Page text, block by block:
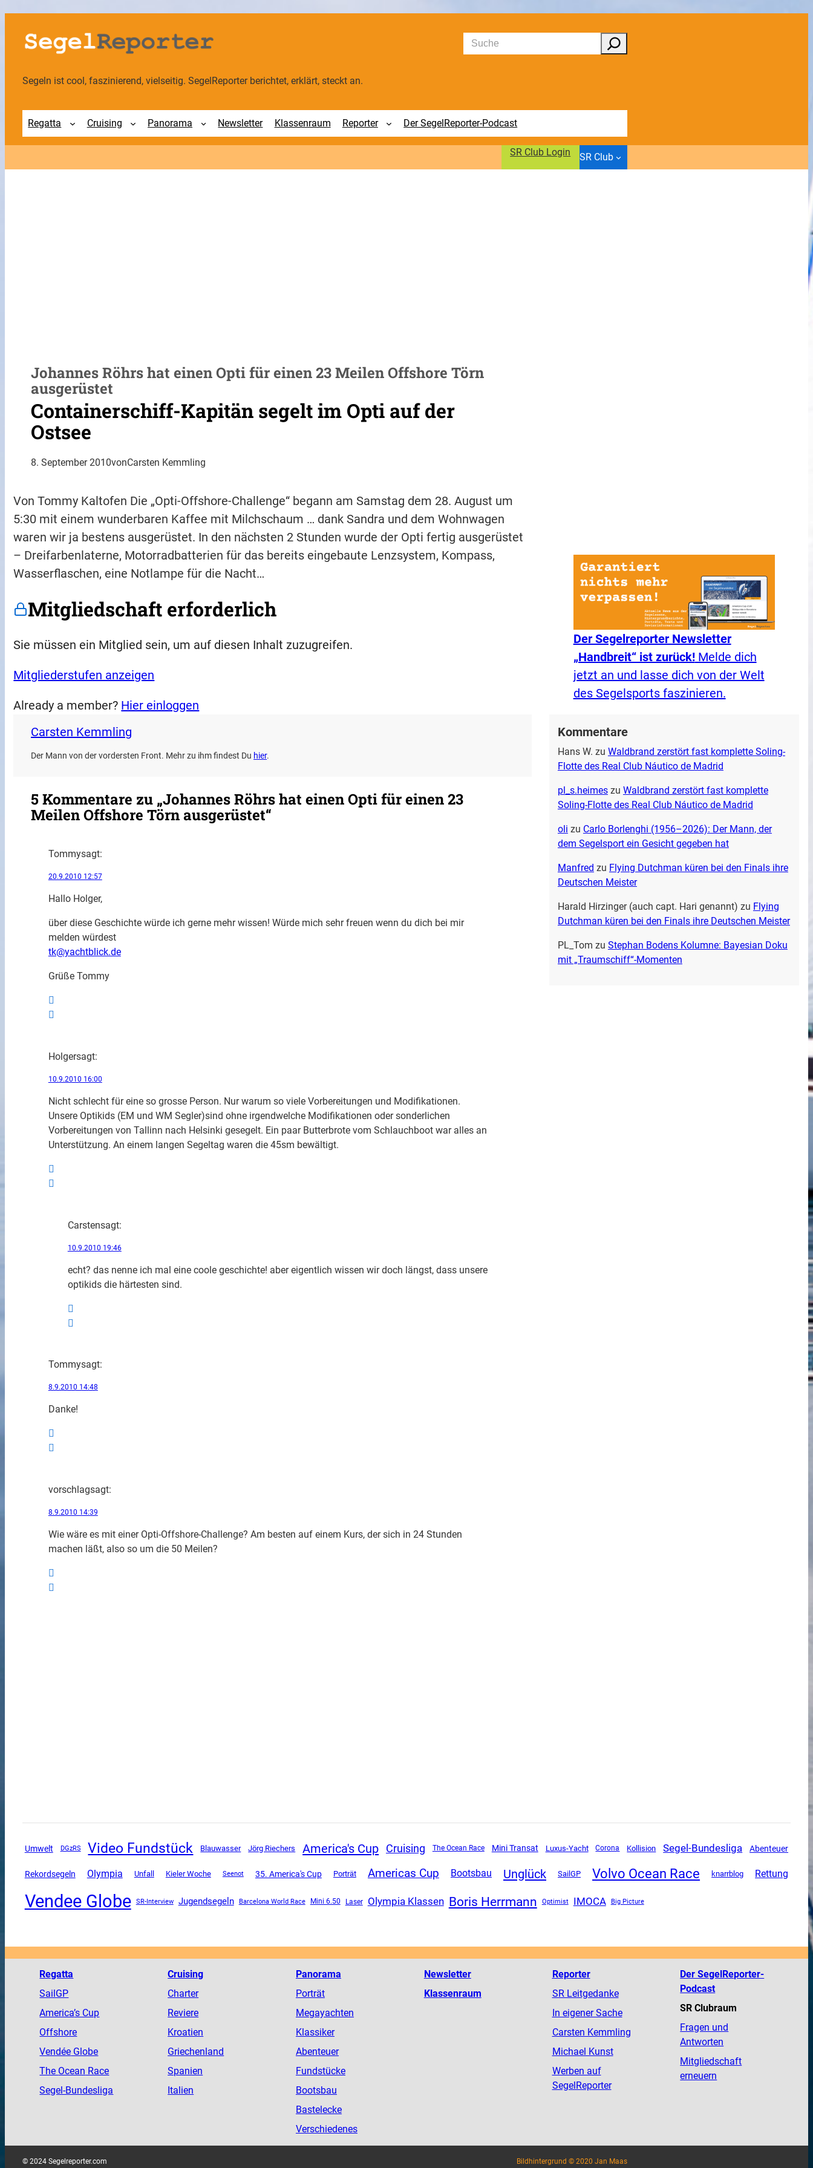
Zum
Inhalt
springen
Suchen
Segeln ist cool, faszinierend, vielseitig. SegelReporter berichtet, erklärt, steckt an.
Regatta Cruising Panorama Newsletter Klassenraum Reporter Der SegelReporter-Podcast
SR Club Login SR Club
Johannes Röhrs hat einen Opti für einen 23 Meilen Offshore Törn
ausgerüstet
Containerschiff-Kapitän segelt im Opti auf der
Ostsee
8. September 2010vonCarsten Kemmling
Von Tommy Kaltofen Die „Opti-Offshore-Challenge“ begann am Samstag dem 28. August um
5:30 mit einem wunderbaren Kaffee mit Milchschaum … dank Sandra und dem Wohnwagen
waren wir ja bestens ausgerüstet. In den nächsten 2 Stunden wurde der Opti fertig ausgerüstet
– Dreifarbenlaterne, Motorradbatterien für das bereits eingebaute Lenzsystem, Kompass,
Wasserflaschen, eine Notlampe für die Nacht…
Mitgliedschaft erforderlich
Sie müssen ein Mitglied sein, um auf diesen Inhalt zuzugreifen.
Mitgliederstufen anzeigen
Already a member? Hier einloggen
Carsten Kemmling
Der Mann von der vordersten Front. Mehr zu ihm findest Du hier.
5 Kommentare zu „Johannes Röhrs hat einen Opti für einen 23
Meilen Offshore Törn ausgerüstet“
Tommysagt:
20.9.2010 12:57
Hallo Holger,
über diese Geschichte würde ich gerne mehr wissen! Würde mich sehr freuen wenn du dich bei mir
melden würdest
tk@yachtblick.de
Grüße Tommy
Holgersagt:
10.9.2010 16:00
Nicht schlecht für eine so grosse Person. Nur warum so viele Vorbereitungen und Modifikationen.
Unsere Optikids (EM und WM Segler)sind ohne irgendwelche Modifikationen oder sonderlichen
Vorbereitungen von Tallinn nach Helsinki gesegelt. Ein paar Butterbrote vom Schlauchboot war alles an
Unterstützung. An einem langen Segeltag waren die 45sm bewältigt.
Carstensagt:
10.9.2010 19:46
echt? das nenne ich mal eine coole geschichte! aber eigentlich wissen wir doch längst, dass unsere
optikids die härtesten sind.
Tommysagt:
8.9.2010 14:48
Danke!
vorschlagsagt:
8.9.2010 14:39
Wie wäre es mit einer Opti-Offshore-Challenge? Am besten auf einem Kurs, der sich in 24 Stunden
machen läßt, also so um die 50 Meilen?
Der Segelreporter Newsletter
„Handbreit“ ist zurück!Melde dich
jetzt an und lasse dich von der Welt
des Segelsports faszinieren.
Kommentare
Hans W. zu Waldbrand zerstört fast komplette Soling-
Flotte des Real Club Náutico de Madrid
pl_s.heimeszu Waldbrand zerstört fast komplette
Soling-Flotte des Real Club Náutico de Madrid
oli zu Carlo Borlenghi (1956–2026): Der Mann, der
dem Segelsport ein Gesicht gegeben hat
Manfred zu Flying Dutchman küren bei den Finals ihre
Deutschen Meister
Harald Hirzinger (auch capt. Hari genannt) zu Flying
Dutchman küren bei den Finals ihre Deutschen Meister
PL_Tom zu Stephan Bodens Kolumne: Bayesian Doku
mit „Traumschiff“-Momenten
Umwelt DGzRS Video Fundstück Blauwasser Jörg Riechers America's Cup Cruising The Ocean Race Mini Transat Luxus-Yacht Corona Kollision Segel-Bundesliga Abenteuer
Rekordsegeln Olympia Unfall Kieler Woche Seenot 35. America's Cup Porträt Americas Cup Bootsbau Unglück SailGP Volvo Ocean Race knarrblog Rettung
Vendee Globe SR-Interview Jugendsegeln Barcelona World Race Mini 6.50 Laser Olympia Klassen Boris Herrmann Optimist IMOCA Big Picture
Regatta
SailGP
America’s Cup
Offshore
Vendée Globe
The Ocean Race
Segel-Bundesliga
Cruising
Charter
Reviere
Kroatien
Griechenland
Spanien
Italien
Panorama
Porträt
Megayachten
Klassiker
Abenteuer
Fundstücke
Bootsbau
Bastelecke
Verschiedenes
Newsletter
Klassenraum
Reporter
SR Leitgedanke
In eigener Sache
Carsten Kemmling
Michael Kunst
Werben auf
SegelReporter
Der SegelReporter-
Podcast
SR Clubraum
Fragen und
Antworten
Mitgliedschaft
erneuern
© 2024 Segelreporter.com Bildhintergrund © 2020 Jan Maas